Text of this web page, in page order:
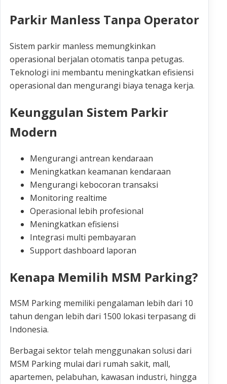
Parkir Manless Tanpa Operator
Sistem parkir manless memungkinkan
operasional berjalan otomatis tanpa petugas.
Teknologi ini membantu meningkatkan efisiensi
operasional dan mengurangi biaya tenaga kerja.
Keunggulan Sistem Parkir
Modern
Mengurangi antrean kendaraan
Meningkatkan keamanan kendaraan
Mengurangi kebocoran transaksi
Monitoring realtime
Operasional lebih profesional
Meningkatkan efisiensi
Integrasi multi pembayaran
Support dashboard laporan
Kenapa Memilih MSM Parking?
MSM Parking memiliki pengalaman lebih dari 10
tahun dengan lebih dari 1500 lokasi terpasang di
Indonesia.
Berbagai sektor telah menggunakan solusi dari
MSM Parking mulai dari rumah sakit, mall,
apartemen, pelabuhan, kawasan industri, hingga